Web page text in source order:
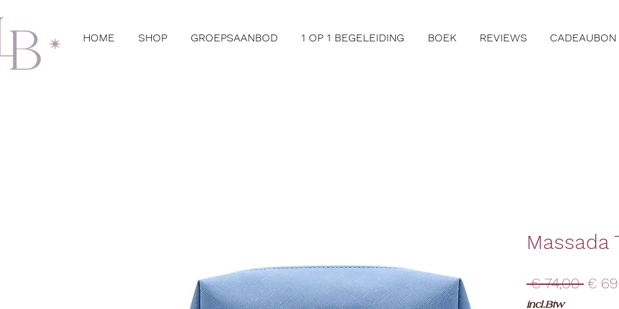
HOME SHOP GROEPSAANBOD 1 OP 1 BEGELEIDING BOEK REVIEWS CADEAUBON
Massada
€ 74,00 €
incl.Btw